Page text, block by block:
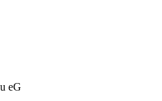
eG